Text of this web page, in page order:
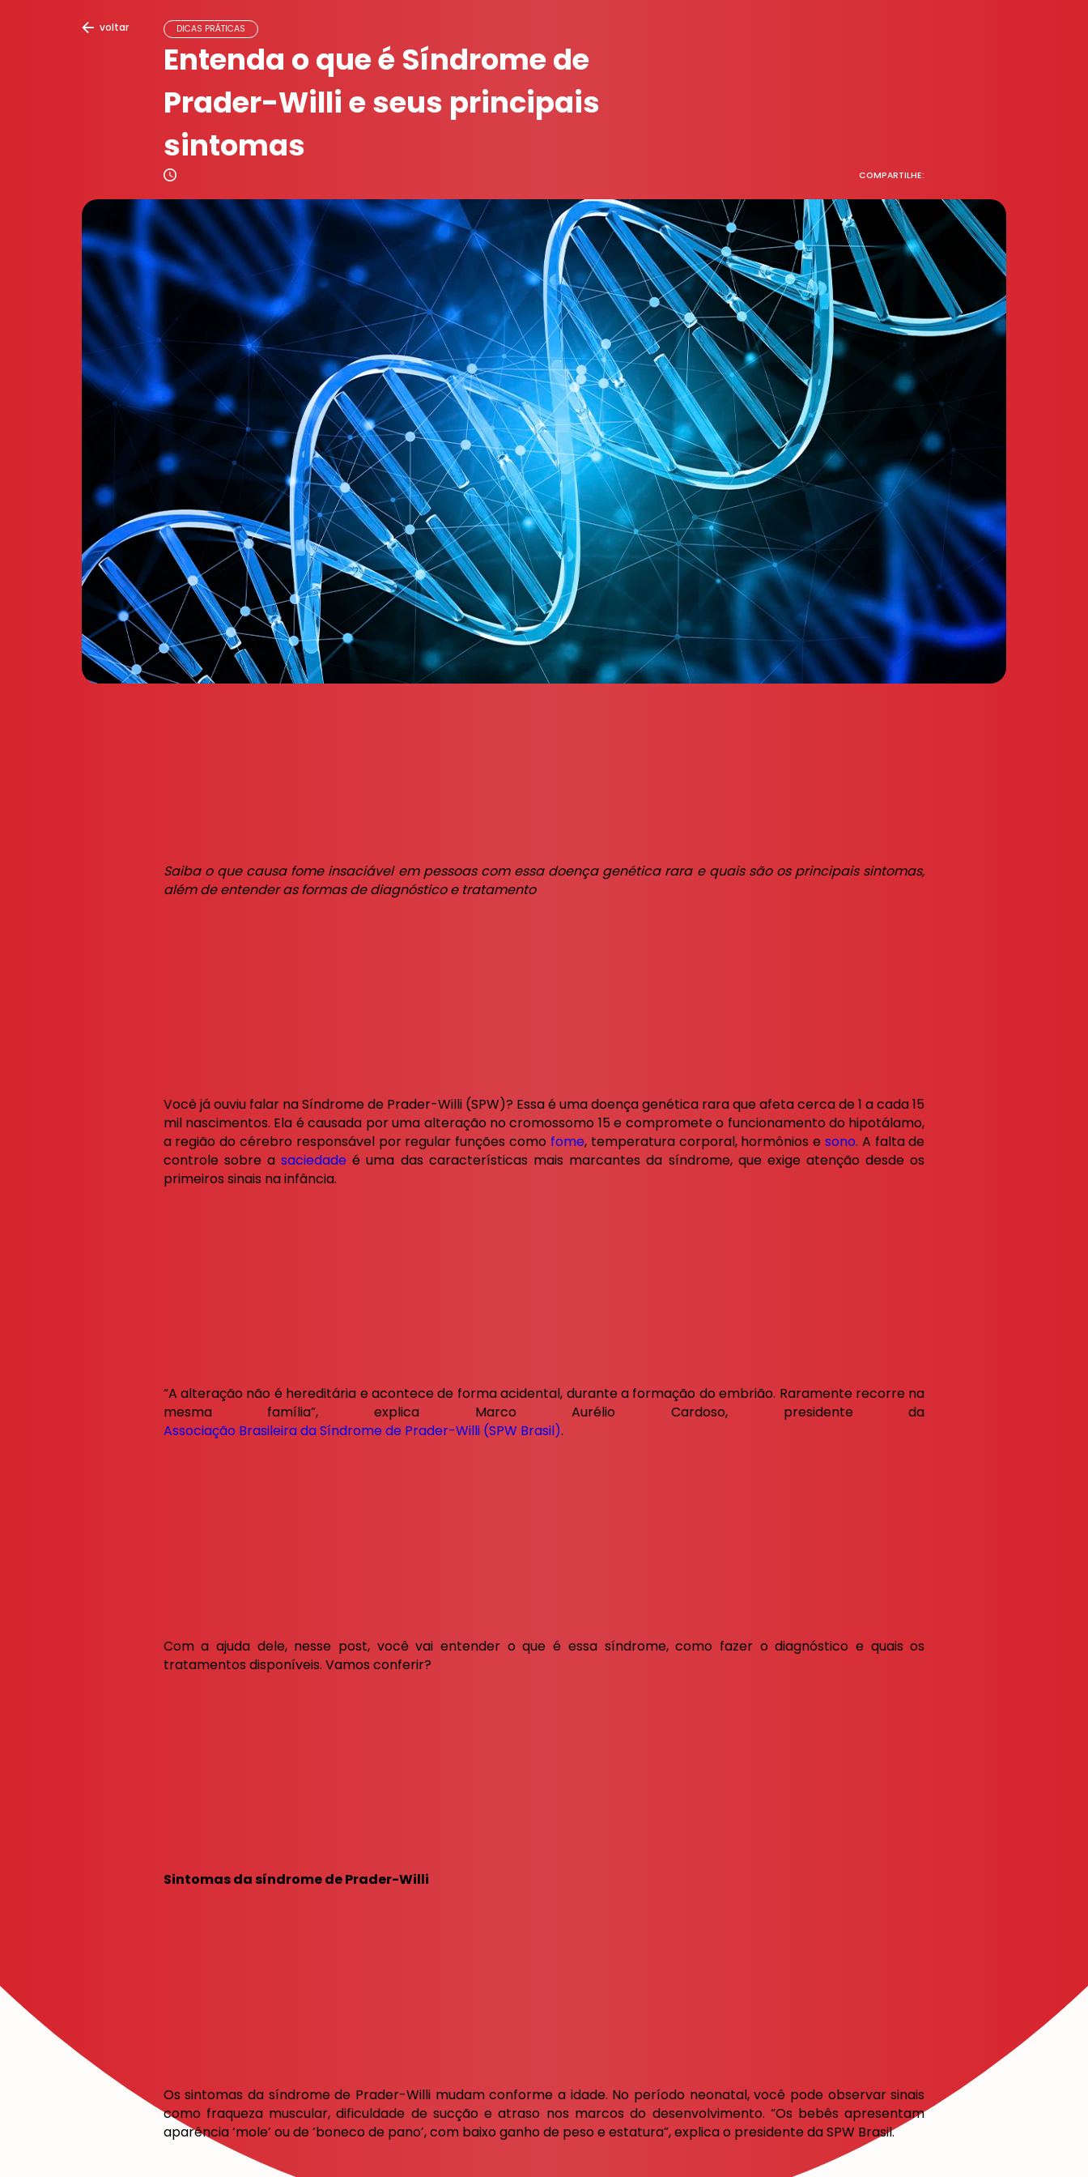
voltar DICAS PRÁTICAS
Entenda o que é Síndrome de
Prader-Willi e seus principais
sintomas
COMPARTILHE:
Saiba o que causa fome insaciável em pessoas com essa doença genética rara e quais são os principais sintomas,
além de entender as formas de diagnóstico e tratamento
Você já ouviu falar na Síndrome de Prader-Willi (SPW)? Essa é uma doença genética rara que afeta cerca de 1 a cada 15
mil nascimentos. Ela é causada por uma alteração no cromossomo 15 e compromete o funcionamento do hipotálamo,
a região do cérebro responsável por regular funções como fome, temperatura corporal, hormônios e sono. A falta de
controle sobre asaciedade é uma das características mais marcantes da síndrome, que exige atenção desde os
primeiros sinais na infância.
“A alteração não é hereditária e acontece de forma acidental, durante a formação do embrião. Raramente recorre na
mesma família”, explica Marco Aurélio Cardoso, presidente da
Associação Brasileira da Síndrome de Prader-Willi (SPW Brasil).
Com a ajuda dele, nesse post, você vai entender o que é essa síndrome, como fazer o diagnóstico e quais os
tratamentos disponíveis. Vamos conferir?
Sintomas da síndrome de Prader-Willi
Os sintomas da síndrome de Prader-Willi mudam conforme a idade. No período neonatal, você pode observar sinais
como fraqueza muscular, dificuldade de sucção e atraso nos marcos do desenvolvimento. “Os bebês apresentam
aparência ‘mole’ ou de ‘boneco de pano’, com baixo ganho de peso e estatura”, explica o presidente da SPW Brasil.